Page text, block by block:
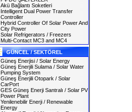
Akü Bağlantı Soketleri
Intelligent Dual Power Transfer
Controller
Hybrid Controller Of Solar Power And
City Power
Solar Refrigerators / Freezers
Multi-Contact MC3 and MC4
GÜNCEL / SEKTÖREL
Güneş Enerjisi / Solar Energy
Güneş Enerjili Sulama / Solar Water
Pumping System
Güneş Enerjili Otopark / Solar
CarPort
GES Güneş Enerji Santralı / Solar PV
Power Plant
Yenilenebilir Enerji / Renewable
Energy